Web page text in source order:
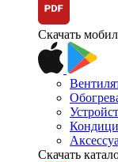
Скачать
Скачать